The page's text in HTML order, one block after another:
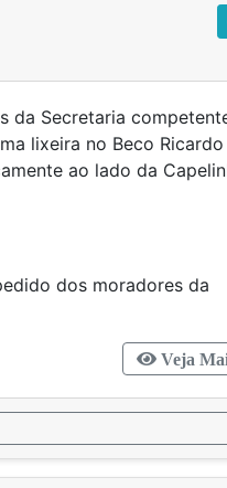
da Secretaria
lixeira no Beco Ricardo
ao lado da
dos moradores da
Veja